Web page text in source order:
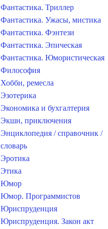
Фантастика. Триллер
Фантастика. Ужасы, мистика
Фантастика. Фэнтези
Фантастика. Эпическая
Фантастика. Юмористическая
Философия
Хобби, ремесла
Эзотерика
Экономика и бухгалтерия
Экшн, приключения
Энциклопедия / справочник /
словарь
Эротика
Этика
Юмор
Юмор. Программистов
Юриспруденция
Юриспруденция. Закон акт